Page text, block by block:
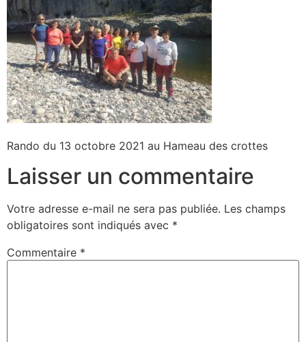
Rando du 13 octobre 2021 au Hameau des crottes
Laisser un commentaire
Votre adresse e-mail ne sera pas publiée. Les champs
obligatoires sont indiqués avec *
Commentaire *